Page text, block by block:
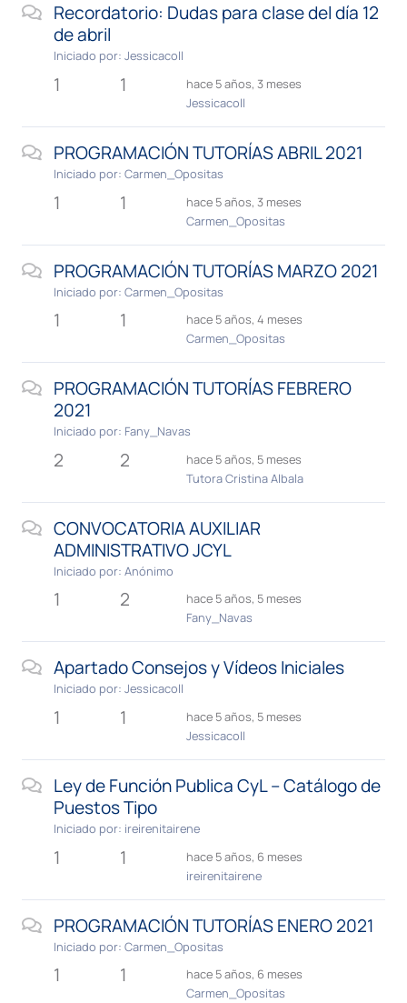
Recordatorio: Dudas para clase del día 12
de abril
Iniciado por:Jessicacoll
1 1
hace 5 años, 3 meses
Jessicacoll
PROGRAMACIÓN TUTORÍAS ABRIL 2021
Iniciado por:Carmen_Opositas
1 1
hace 5 años, 3 meses
Carmen_Opositas
PROGRAMACIÓN TUTORÍAS MARZO 2021
Iniciado por:Carmen_Opositas
1 1
hace 5 años, 4 meses
Carmen_Opositas
PROGRAMACIÓN TUTORÍAS FEBRERO
2021
Iniciado por: Fany_Navas
2 2
hace 5 años, 5 meses
Tutora Cristina Albala
CONVOCATORIA AUXILIAR
ADMINISTRATIVO JCYL
Iniciado por:Anónimo
1 2
hace 5 años, 5 meses
Fany_Navas
Apartado Consejos y Vídeos Iniciales
Iniciado por:Jessicacoll
1 1
hace 5 años, 5 meses
Jessicacoll
Ley de Función Publica CyL – Catálogo de
Puestos Tipo
Iniciado por: ireirenitairene
1 1
hace 5 años, 6 meses
ireirenitairene
PROGRAMACIÓN TUTORÍAS ENERO 2021
Iniciado por:Carmen_Opositas
1 1
hace 5 años, 6 meses
Carmen_Opositas